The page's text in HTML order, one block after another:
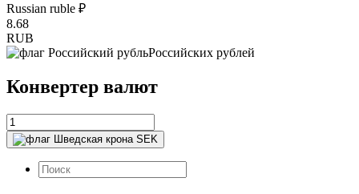
Russian ruble ₽
8.68
RUB
Российских рублей
Конвертер валют
SEK